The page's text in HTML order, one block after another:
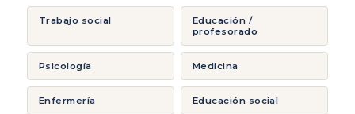
Trabajo social
Educación /
profesorado
Psicología Medicina
Enfermería Educación social